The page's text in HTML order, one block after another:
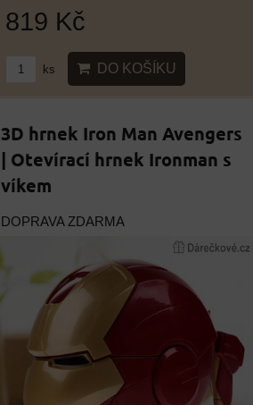
819 Kč
ks DO KOŠÍKU
3D hrnek Iron Man Avengers
| Otevírací hrnek Ironman s
víkem
DOPRAVA ZDARMA